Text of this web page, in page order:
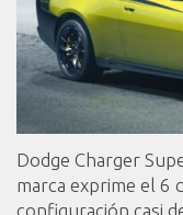
Dodge Charger
marca exprime el 6
configuración casi